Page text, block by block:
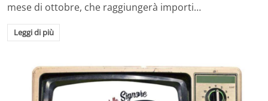
mese di ottobre, che raggiungerà importi…
Leggi di più